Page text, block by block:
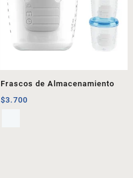
Frascos de Almacenamiento
$3.700